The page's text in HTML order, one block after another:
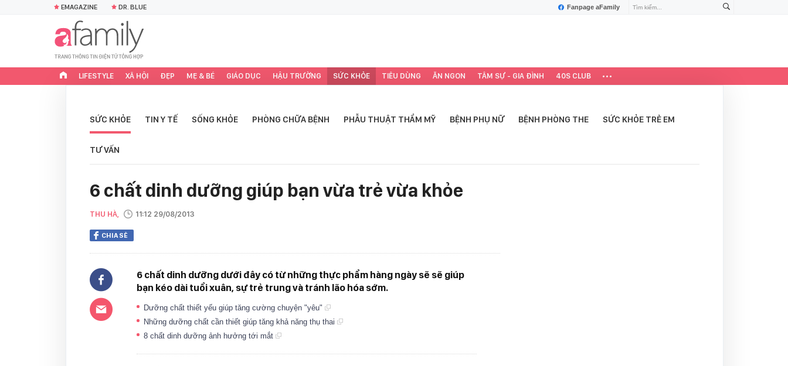
Fanpage aFamily
EMAGAZINE DR. BLUE
LIFESTYLE XÃ HỘI ĐẸP MẸ & BÉ GIÁO DỤC HẬU TRƯỜNG SỨC KHỎE TIÊU DÙNG ĂN NGON TÂM SỰ - GIA ĐÌNH 40S CLUB
SỨC KHỎE TIN Y TẾ SỐNG KHỎE PHÒNG CHỮA BỆNH PHẪU THUẬT THẨM MỸ BỆNH PHỤ NỮ BỆNH PHÒNG THE SỨC KHỎE TRẺ EM
TƯ VẤN
6 chất dinh dưỡng giúp bạn vừa trẻ vừa khỏe
THU HÀ, 11:12 29/08/2013
CHIA SẺ
6 chất dinh dưỡng dưới đây có từ những thực phẩm hàng ngày sẽ sẽ giúp
bạn kéo dài tuổi xuân, sự trẻ trung và tránh lão hóa sớm.
Dưỡng chất thiết yếu giúp tăng cường chuyện "yêu"
Những dưỡng chất cần thiết giúp tăng khả năng thụ thai
8 chất dinh dưỡng ảnh hưởng tới mắt